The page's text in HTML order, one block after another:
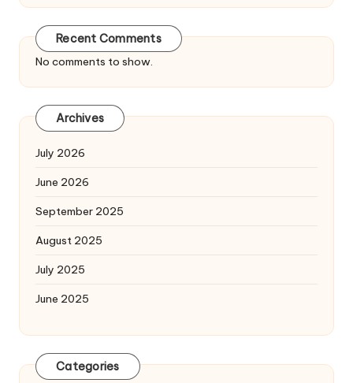
Recent Comments
No comments to show.
Archives
July 2026
June 2026
September 2025
August 2025
July 2025
June 2025
Categories